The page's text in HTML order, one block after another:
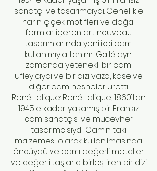
sanatçı ve tasarımcıydı. Genellikle
narin çiçek motifleri ve doğal
formlar içeren art nouveau
tasarımlarında yenilikçi cam
kullanımıyla tanınır. Gallé aynı
zamanda yetenekli bir cam
üfleyiciydi ve bir dizi vazo, kase ve
diğer cam nesneler üretti.
René Lalique: René Lalique, 1860'tan
1945'e kadar yaşamış bir Fransız
cam sanatçısı ve mücevher
tasarımcısıydı. Camın takı
malzemesi olarak kullanılmasında
öncüydü ve camı değerli metaller
ve değerli taşlarla birleştiren bir dizi